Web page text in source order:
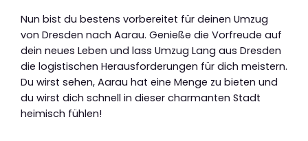
Nun bist du bestens vorbereitet für deinen Umzug
von Dresden nach Aarau. Genieße die Vorfreude auf
dein neues Leben und lass Umzug Lang aus Dresden
die logistischen Herausforderungen für dich meistern.
Du wirst sehen, Aarau hat eine Menge zu bieten und
du wirst dich schnell in dieser charmanten Stadt
heimisch fühlen!